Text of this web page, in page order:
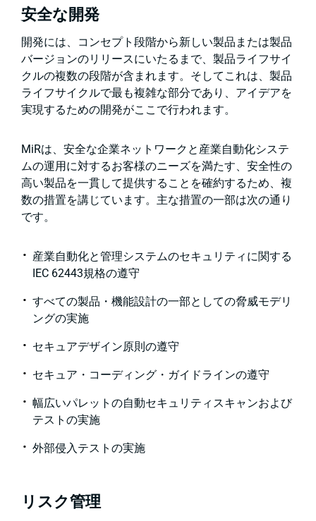
安全な開発
開発には、コンセプト段階から新しい製品または製品
バージョンのリリースにいたるまで、製品ライフサイ
クルの複数の段階が含まれます。そしてこれは、製品
ライフサイクルで最も複雑な部分であり、アイデアを
実現するための開発がここで行われます。
MiRは、安全な企業ネットワークと産業自動化システ
ムの運用に対するお客様のニーズを満たす、安全性の
高い製品を一貫して提供することを確約するため、複
数の措置を講じています。主な措置の一部は次の通り
です。
産業自動化と管理システムのセキュリティに関する
IEC 62443規格の遵守
すべての製品・機能設計の一部としての脅威モデリ
ングの実施
セキュアデザイン原則の遵守
セキュア・コーディング・ガイドラインの遵守
幅広いパレットの自動セキュリティスキャンおよび
テストの実施
外部侵入テストの実施
リスク管理